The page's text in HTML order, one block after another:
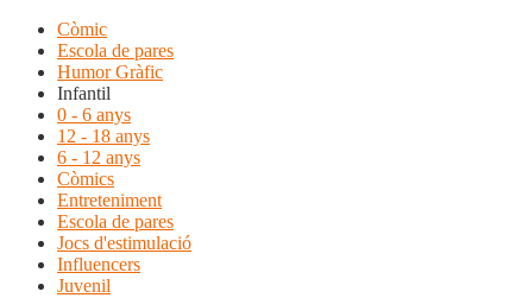
Còmic
Escola de pares
Humor Gràfic
Infantil
0 - 6 anys
12 - 18 anys
6 - 12 anys
Còmics
Entreteniment
Escola de pares
Jocs d'estimulació
Influencers
Juvenil